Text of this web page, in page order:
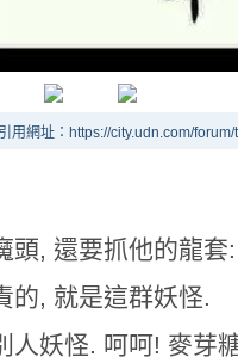
引用網址：https://city.udn.com/
頭, 還要抓他的龍套:
的, 就是這群妖怪.
人妖怪. 呵呵! 麥芽